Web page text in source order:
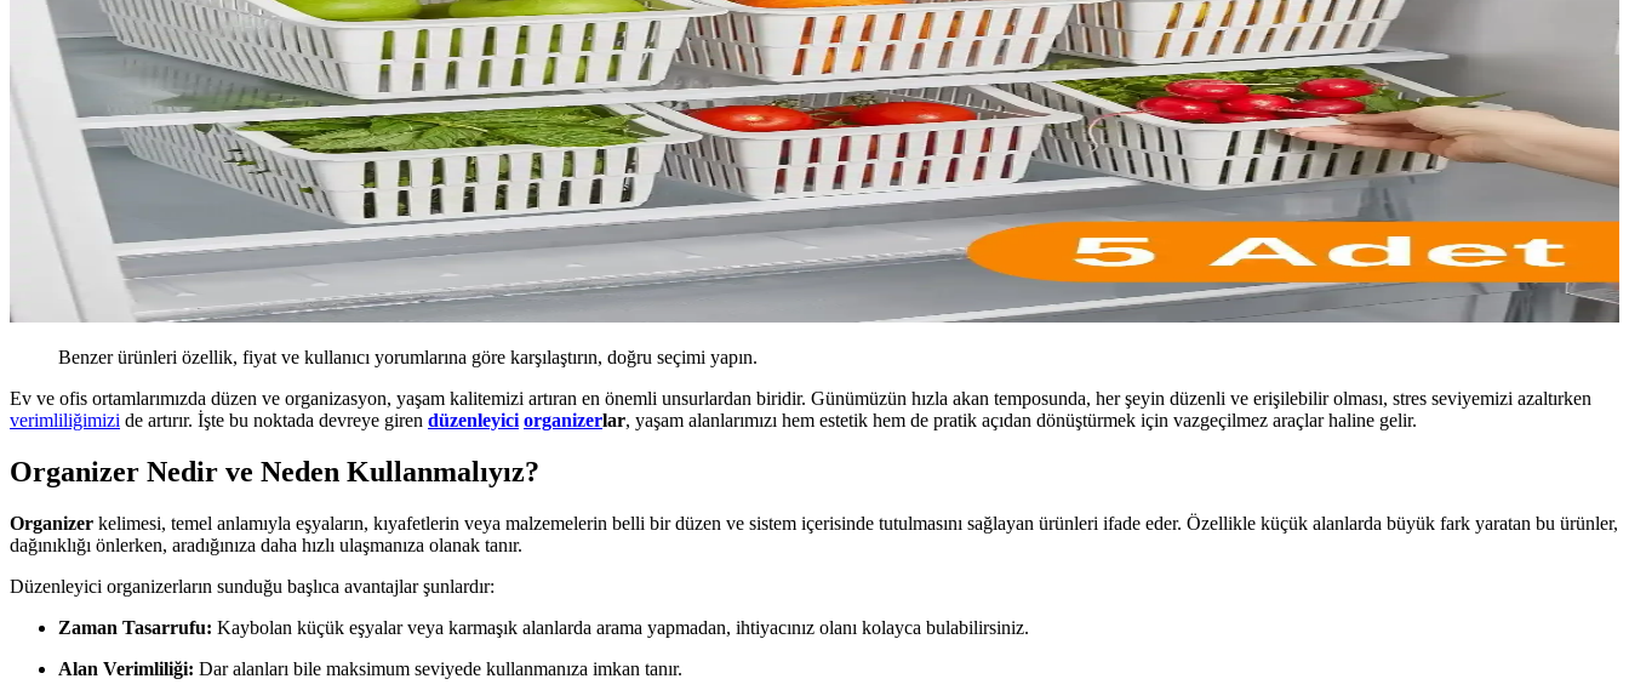
Benzer ürünleri özellik, fiyat ve kullanıcı yorumlarına göre karşılaştırın, doğru seçimi yapın.
Ev ve ofis ortamlarımızda düzen ve organizasyon, yaşam kalitemizi artıran en önemli unsurlardan biridir. Günümüzün hızla akan temposunda, her şeyin düzenli ve erişilebilir olması, stres seviyemizi azaltırken
verimliliğimizi de artırır. İşte bu noktada devreye giren düzenleyici organizerlar, yaşam alanlarımızı hem estetik hem de pratik açıdan dönüştürmek için vazgeçilmez araçlar haline gelir.
Organizer Nedir ve Neden Kullanmalıyız?
Organizer kelimesi, temel anlamıyla eşyaların, kıyafetlerin veya malzemelerin belli bir düzen ve sistem içerisinde tutulmasını sağlayan ürünleri ifade eder. Özellikle küçük alanlarda büyük fark yaratan bu ürünler,
dağınıklığı önlerken, aradığınıza daha hızlı ulaşmanıza olanak tanır.
Düzenleyici organizerların sunduğu başlıca avantajlar şunlardır:
Zaman Tasarrufu: Kaybolan küçük eşyalar veya karmaşık alanlarda arama yapmadan, ihtiyacınız olanı kolayca bulabilirsiniz.
Alan Verimliliği: Dar alanları bile maksimum seviyede kullanmanıza imkan tanır.